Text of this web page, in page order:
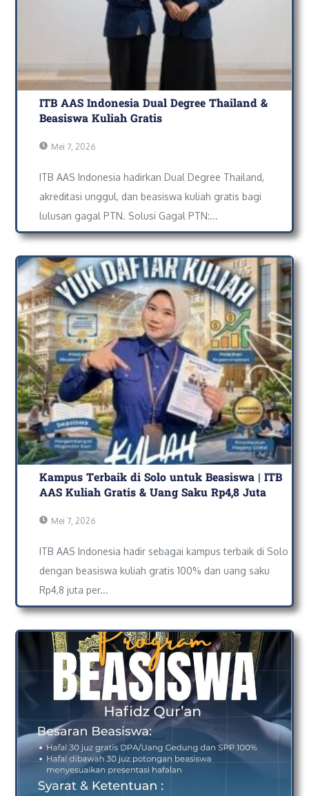
ITB AAS Indonesia Dual Degree Thailand &
Beasiswa Kuliah Gratis
Mei 7, 2026
ITB AAS Indonesia hadirkan Dual Degree Thailand,
akreditasi unggul, dan beasiswa kuliah gratis bagi
lulusan gagal PTN. Solusi Gagal PTN:...
Kampus Terbaik di Solo untuk Beasiswa | ITB
AAS Kuliah Gratis & Uang Saku Rp4,8 Juta
Mei 7, 2026
ITB AAS Indonesia hadir sebagai kampus terbaik di Solo
dengan beasiswa kuliah gratis 100% dan uang saku
Rp4,8 juta per...